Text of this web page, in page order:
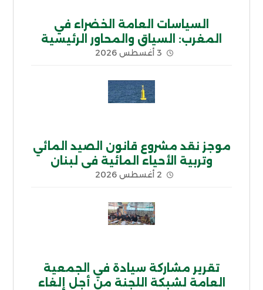
السياسات العامة الخضراء في
المغرب: السياق والمحاور الرئيسية
3 أغسطس 2026
موجز نقد مشروع قانون الصيد المائي
وتربية الأحياء المائية في لبنان
2 أغسطس 2026
تقرير مشاركة سيادة في الجمعية
العامة لشبكة اللجنة من أجل إلغاء